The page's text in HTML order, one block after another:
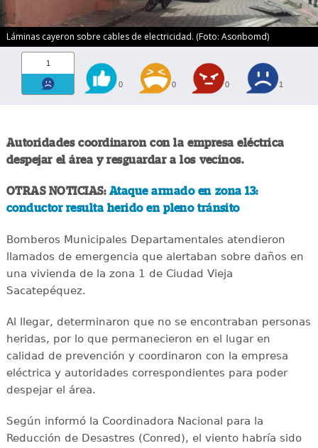
Láminas cayeron sobre cables de electricidad. (Foto: Asonbomd)
1
0 0 0 1
Autoridades coordinaron con la empresa eléctrica
despejar el área y resguardar a los vecinos.
OTRAS NOTICIAS: Ataque armado en zona 13:
conductor resulta herido en pleno tránsito
Bomberos Municipales Departamentales atendieron
llamados de emergencia que alertaban sobre daños en
una vivienda de la zona 1 de Ciudad Vieja
Sacatepéquez.
Al llegar, determinaron que no se encontraban personas
heridas, por lo que permanecieron en el lugar en
calidad de prevención y coordinaron con la empresa
eléctrica y autoridades correspondientes para poder
despejar el área.
Según informó la Coordinadora Nacional para la
Reducción de Desastres (Conred), el viento habría sido